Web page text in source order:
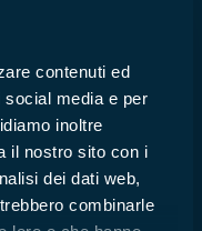
contenuti ed
social media e per
inoltre
il nostro sito con i
dei dati web,
combinarle
- MARTIGNANO
Kayak Tour -
2026